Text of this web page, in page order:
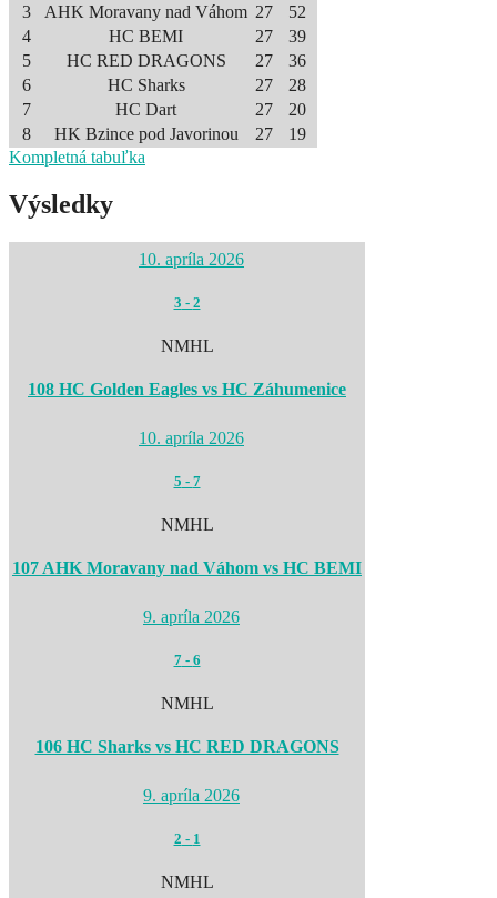
3
AHK Moravany nad Váhom 27
52
4
HC BEMI 27
39
5
HC RED DRAGONS 27
36
6
HC Sharks 27
28
7
HC Dart 27
20
8
HK Bzince pod Javorinou 27
19
Kompletná tabuľka
Výsledky
10. apríla 2026
3 - 2
NMHL
108 HC Golden Eagles vs HC Záhumenice
10. apríla 2026
5 - 7
NMHL
107 AHK Moravany nad Váhom vs HC BEMI
9. apríla 2026
7- 6
NMHL
106 HC Sharks vs HC RED DRAGONS
9. apríla 2026
2 - 1
NMHL